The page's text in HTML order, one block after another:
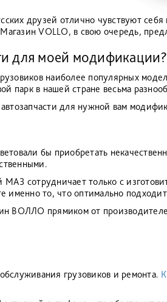
друзей отлично чувствуют
VOLLO, в свою очередь,
для моей модификации?
наиболее популярных
парк в нашей стране весьма
для нужной вам
бы приобретать
МАЗ сотрудничает только с
именно то, что оптимально
ВОЛЛО прямиком от
грузовиков и ремонта.